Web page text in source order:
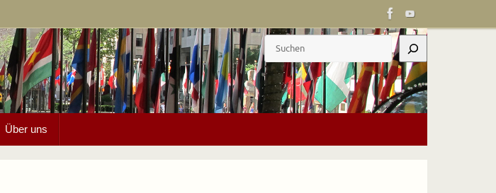
Suchen
Über uns